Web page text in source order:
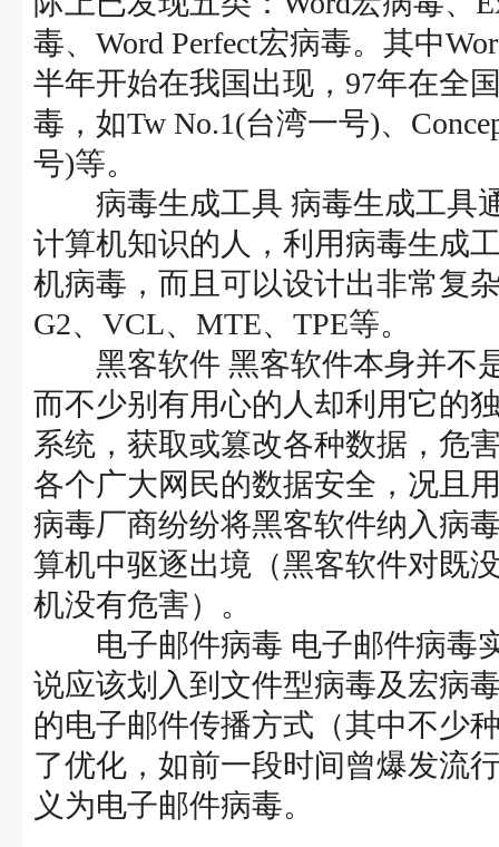
毒、Word Perfect宏病毒。其中
半年开始在我国出现，97年在全
毒，如Tw No.1(台湾一号)、
号)等。
病毒生成工具 病毒生成工具
计算机知识的人，利用病毒生成
机病毒，而且可以设计出非常复
G2、VCL、MTE、TPE等。
黑客软件 黑客软件本身并不
而不少别有用心的人却利用它的
系统，获取或篡改各种数据，危
各个广大网民的数据安全，况且
病毒厂商纷纷将黑客软件纳入病
算机中驱逐出境（黑客软件对既
机没有危害）。
电子邮件病毒 电子邮件病毒
说应该划入到文件型病毒及宏病
的电子邮件传播方式（其中不少
了优化，如前一段时间曾爆发流
义为电子邮件病毒。